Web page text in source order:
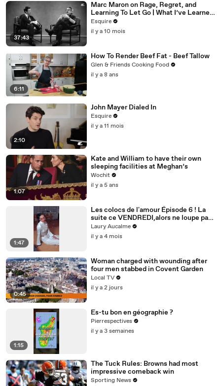
37:43
Marc Maron on Rage, Regret, and
Learning To Let Go | What I’ve Learned
| Esquire
Esquire
il y a 10 mois
6:11
How To Render Beef Fat - Beef Tallow
Glen & Friends Cooking Food
il y a 8 ans
2:10
John Mayer Dialed In
Esquire
il y a 11 mois
1:07
Kate and William to have their own
sleeping facilities at Meghan’s
Wochit
il y a 5 ans
1:47
Les colocs de l'amour Épisode 6 ! La
suite ce VENDREDI,alors ne loupe pas
ça! Épisode 6/8 pour la saison 2
Laury Aucalme
il y a 4 mois
0:45
Woman charged with wounding after
four men stabbed in Covent Garden
Local TV
il y a 2 jours
1:15
Es-tu bon en géographie ?
Pierrespectives
il y a 3 semaines
The Tuck Rules: Browns had most
impressive comeback win
Sporting News